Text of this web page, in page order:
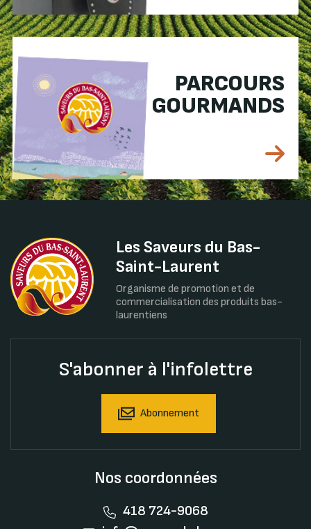
PARCOURS
GOURMANDS
Les Saveurs du Bas-
Saint-Laurent
Organisme de promotion et de
commercialisation des produits bas-
laurentiens
S'abonner à l'infolettre
Abonnement
Nos coordonnées
418 724-9068